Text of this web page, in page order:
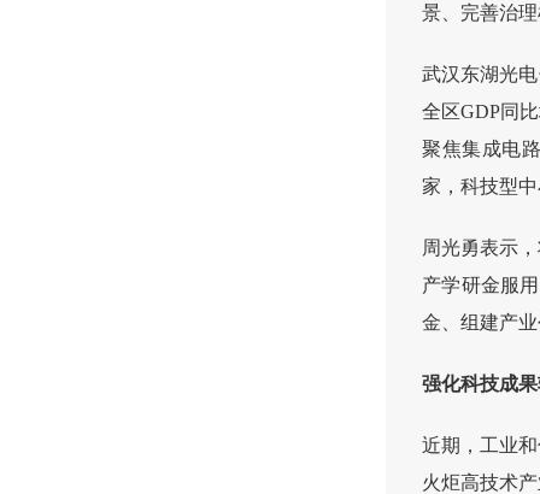
景、完善治
武汉东湖光
全区GDP同
聚焦集成电
家，科技型
周光勇表示
产学研金服
金、组建产
强化科技成
近期，工业
火炬高技术